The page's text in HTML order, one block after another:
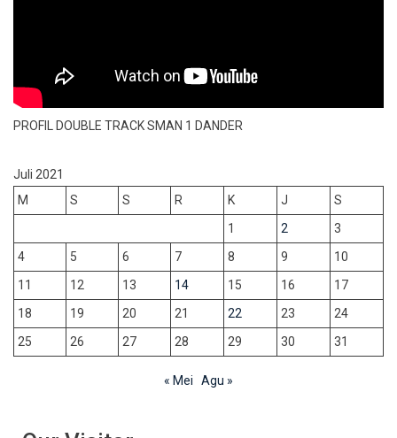
PROFIL DOUBLE TRACK SMAN 1 DANDER
Juli 2021
M
S S R K J
S
1
2
3
4
5 6 7 8 9
10
11
12 13 14 15 16
17
18
19 20 21 22 23
24
25
26 27 28 29 30 31
« Mei Agu »